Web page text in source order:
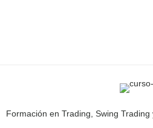
Formación en Trading, Swing Trading